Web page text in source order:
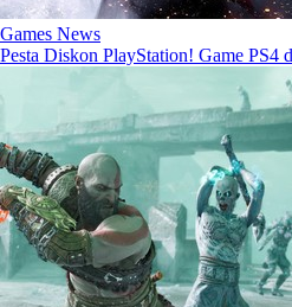
Games News
Pesta Diskon PlayStation! Game PS4